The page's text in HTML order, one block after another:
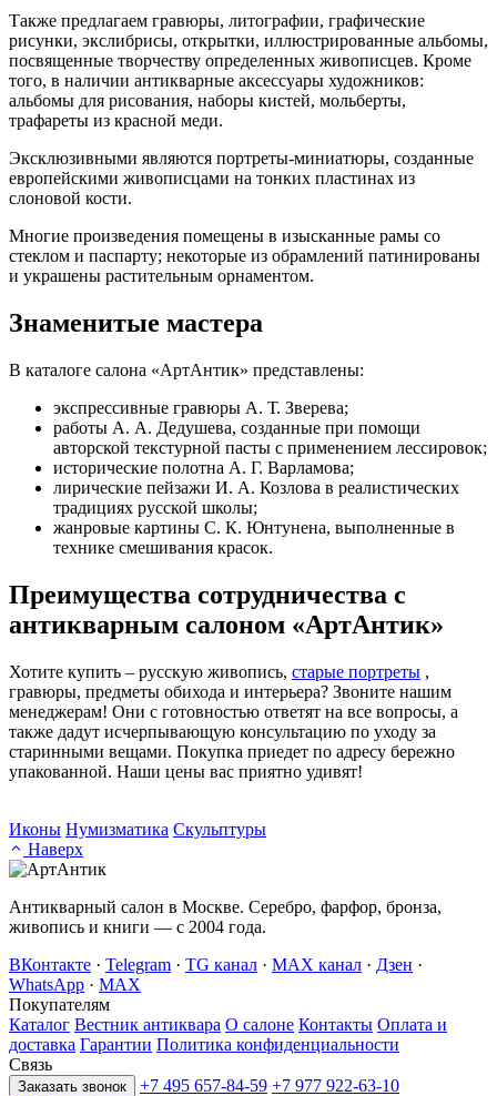
Также предлагаем гравюры, литографии, графические
рисунки, экслибрисы, открытки, иллюстрированные альбомы,
посвященные творчеству определенных живописцев. Кроме
того, в наличии антикварные аксессуары художников:
альбомы для рисования, наборы кистей, мольберты,
трафареты из красной меди.
Эксклюзивными являются портреты-миниатюры, созданные
европейскими живописцами на тонких пластинах из
слоновой кости.
Многие произведения помещены в изысканные рамы со
стеклом и паспарту; некоторые из обрамлений патинированы
и украшены растительным орнаментом.
Знаменитые мастера
В каталоге салона «АртАнтик» представлены:
экспрессивные гравюры А. Т. Зверева;
работы А. А. Дедушева, созданные при помощи
авторской текстурной пасты с применением лессировок;
исторические полотна А. Г. Варламова;
лирические пейзажи И. А. Козлова в реалистических
традициях русской школы;
жанровые картины С. К. Юнтунена, выполненные в
технике смешивания красок.
Преимущества сотрудничества с
антикварным салоном «АртАнтик»
Хотите купить – русскую живопись, старые портреты ,
гравюры, предметы обихода и интерьера? Звоните нашим
менеджерам! Они с готовностью ответят на все вопросы, а
также дадут исчерпывающую консультацию по уходу за
старинными вещами. Покупка приедет по адресу бережно
упакованной. Наши цены вас приятно удивят!
Иконы Нумизматика Скульптуры
Наверх
Антикварный салон в Москве. Серебро, фарфор, бронза,
живопись и книги — с 2004 года.
ВКонтакте · Telegram · TG канал · MAX канал · Дзен ·
WhatsApp · MAX
Покупателям
Каталог Вестник антиквара О салоне Контакты Оплата и
доставка Гарантии Политика конфиденциальности
Связь
Заказать звонок +7 495 657-84-59 +7 977 922-63-10